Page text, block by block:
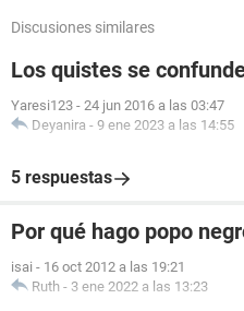
Discusiones similares
Los quistes se
Yaresi123 - 24 jun 2016 a las 03:47
Deyanira - 9 ene 2023 a las 14:55
5 respuestas
Por qué hago popo
isai - 16 oct 2012 a las 19:21
Ruth - 3 ene 2022 a las 13:23